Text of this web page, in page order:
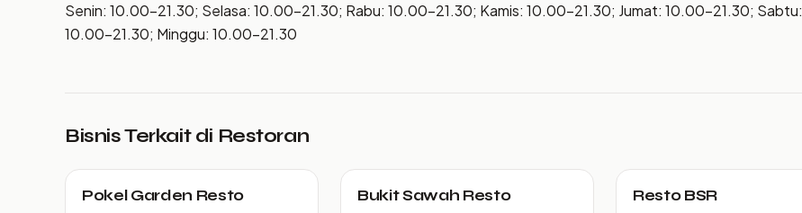
Senin: 10.00–21.30; Selasa: 10.00–21.30; Rabu: 10.00–21.30; Kamis: 10.00–21.30; Jumat: 10.00–21.30; Sabtu:
10.00–21.30; Minggu: 10.00–21.30
Bisnis Terkait di Restoran
Pokel Garden Resto Bukit Sawah Resto Resto BSR